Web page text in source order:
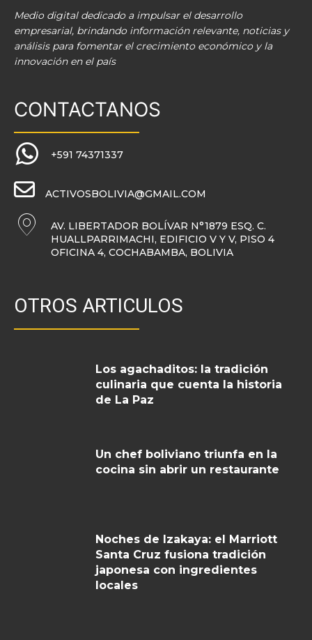
Medio digital dedicado a impulsar el desarrollo
empresarial, brindando información relevante, noticias y
análisis para fomentar el crecimiento económico y la
innovación en el país
CONTACTANOS
+591 74371337
ACTIVOSBOLIVIA@GMAIL.COM
AV. LIBERTADOR BOLÍVAR N°1879 ESQ. C.
HUALLPARRIMACHI, EDIFICIO V Y V, PISO 4
OFICINA 4, COCHABAMBA, BOLIVIA
OTROS ARTICULOS
Los agachaditos: la tradición
culinaria que cuenta la historia
de La Paz
Un chef boliviano triunfa en la
cocina sin abrir un restaurante
Noches de Izakaya: el Marriott
Santa Cruz fusiona tradición
japonesa con ingredientes
locales